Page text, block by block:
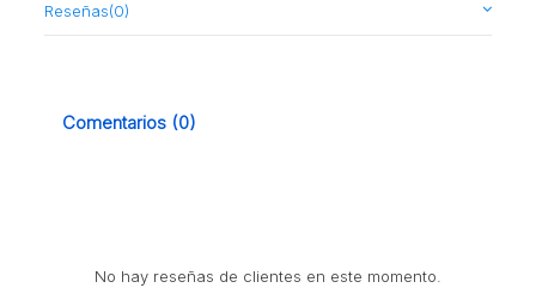
Reseñas(0)
Comentarios (0)
No hay reseñas de clientes en este momento.